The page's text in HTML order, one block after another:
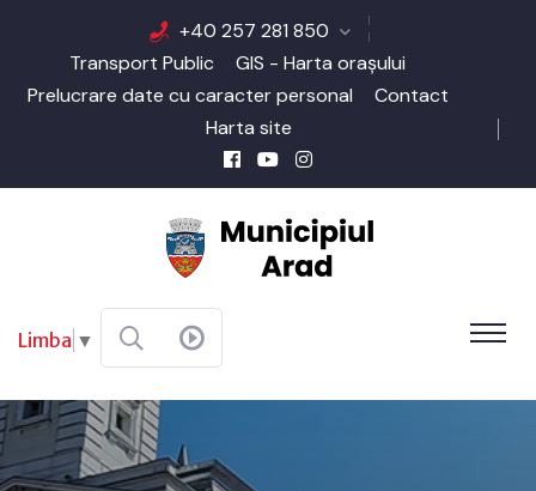
+40 257 281 850
Transport Public
GIS - Harta orașului
Prelucrare date cu caracter personal
Contact
Harta site
Limba ▼